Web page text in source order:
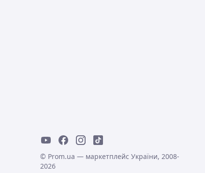
© Prom.ua — маркетплейс України, 2008-
2026